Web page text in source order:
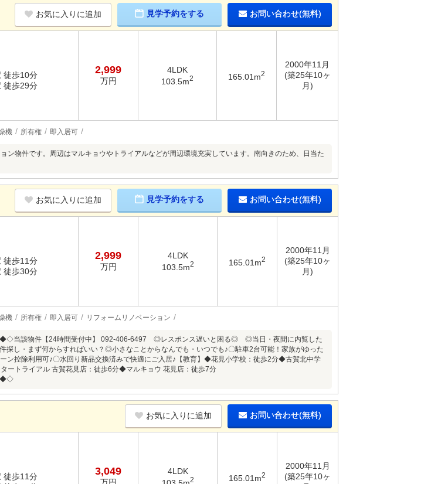
お気に入りに追加 見学予約をする お問い合わせ(無料)
徒歩10分
徒歩29分
2,999
万円
4LDK
103.5m2 165.01m2
2000年11月
(築25年10ヶ
月)
機 所有権 即入居可
ン物件です。周辺はマルキョウやトライアルなどが周辺環境充実しています。南向きのため、日当た
お気に入りに追加 見学予約をする お問い合わせ(無料)
徒歩11分
徒歩30分
2,999
万円
4LDK
103.5m2 165.01m2
2000年11月
(築25年10ヶ
月)
機 所有権 即入居可 リフォームリノベーション
24時間受付中】 092-406-6497 ◎レスポンス遅いと困る◎ ◎当日・夜間に内覧した
・まず何からすればいい？◎小さなことからなんでも・いつでも♪〇駐車2台可能！家族がゆった
ン控除利用可♪〇水回り新品交換済みで快適にご入居♪【教育】◆花見小学校：徒歩2分◆古賀北中学
ートライアル 古賀花見店：徒歩6分◆マルキョウ 花見店：徒歩7分
お気に入りに追加 お問い合わせ(無料)
徒歩11分
3,049
4LDK
2 165.01m2
2000年11月
(築25年10ヶ